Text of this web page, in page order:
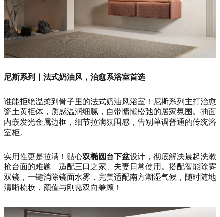
尼斯系列｜法式奶油风，治愈系浴室首选
谁能拒绝温柔到骨子里的法式奶油风浴室！尼斯系列主打治愈
瓷土黄柜体，质感温润细腻，自带慵懒松弛的居家氛围。抽面
内嵌发光金属边框，细节拉满氛围感，告别单调普通的传统浴
室柜。
实用性更是拉满！贴心双椭圆台下盆设计，彻底解决晨起洗漱
抢台面的难题，适配三口之家、夫妻日常使用。搭配智能除雾
双镜，一键消除镜面水雾，完美适配南方潮湿气候，随时随地
清晰梳妆，颜值与刚需双向兼顾！